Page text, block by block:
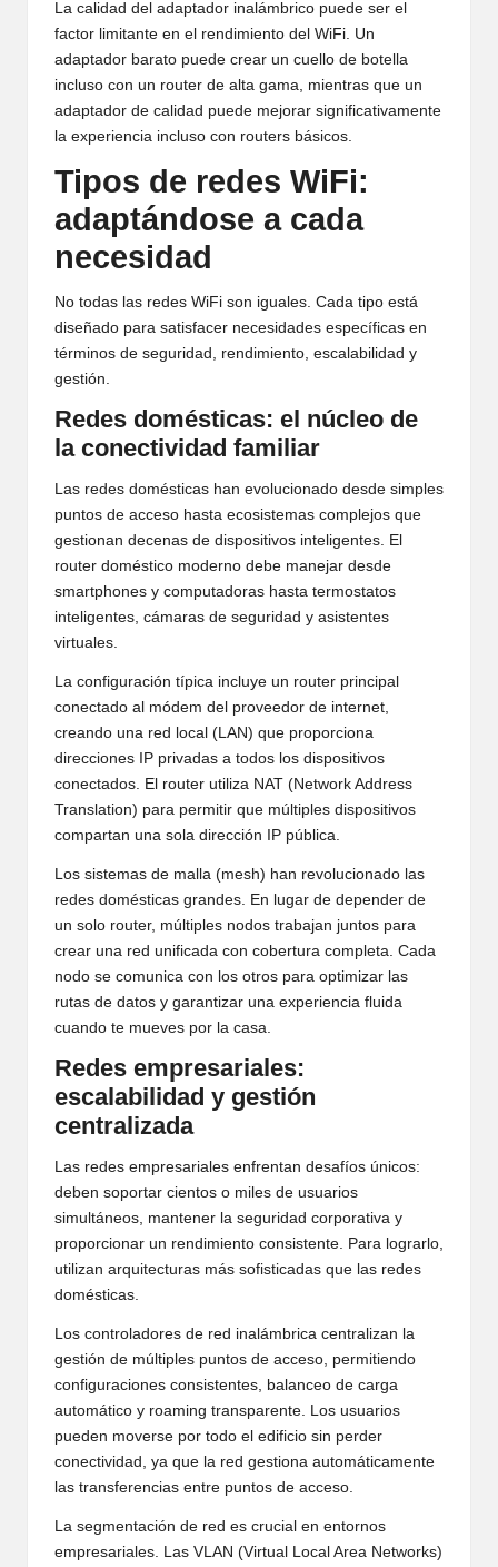
La calidad del adaptador inalámbrico puede ser el
factor limitante en el rendimiento del WiFi. Un
adaptador barato puede crear un cuello de botella
incluso con un router de alta gama, mientras que un
adaptador de calidad puede mejorar significativamente
la experiencia incluso con routers básicos.
Tipos de redes WiFi:
adaptándose a cada
necesidad
No todas las redes WiFi son iguales. Cada tipo está
diseñado para satisfacer necesidades específicas en
términos de seguridad, rendimiento, escalabilidad y
gestión.
Redes domésticas: el núcleo de
la conectividad familiar
Las redes domésticas han evolucionado desde simples
puntos de acceso hasta ecosistemas complejos que
gestionan decenas de dispositivos inteligentes. El
router doméstico moderno debe manejar desde
smartphones y computadoras hasta termostatos
inteligentes, cámaras de seguridad y asistentes
virtuales.
La configuración típica incluye un router principal
conectado al módem del proveedor de internet,
creando una red local (LAN) que proporciona
direcciones IP privadas a todos los dispositivos
conectados. El router utiliza NAT (Network Address
Translation) para permitir que múltiples dispositivos
compartan una sola dirección IP pública.
Los sistemas de malla (mesh) han revolucionado las
redes domésticas grandes. En lugar de depender de
un solo router, múltiples nodos trabajan juntos para
crear una red unificada con cobertura completa. Cada
nodo se comunica con los otros para optimizar las
rutas de datos y garantizar una experiencia fluida
cuando te mueves por la casa.
Redes empresariales:
escalabilidad y gestión
centralizada
Las redes empresariales enfrentan desafíos únicos:
deben soportar cientos o miles de usuarios
simultáneos, mantener la seguridad corporativa y
proporcionar un rendimiento consistente. Para lograrlo,
utilizan arquitecturas más sofisticadas que las redes
domésticas.
Los controladores de red inalámbrica centralizan la
gestión de múltiples puntos de acceso, permitiendo
configuraciones consistentes, balanceo de carga
automático y roaming transparente. Los usuarios
pueden moverse por todo el edificio sin perder
conectividad, ya que la red gestiona automáticamente
las transferencias entre puntos de acceso.
La segmentación de red es crucial en entornos
empresariales. Las VLAN (Virtual Local Area Networks)